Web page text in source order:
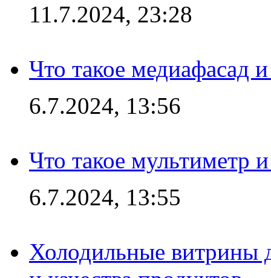
11.7.2024, 23:28
Что такое медиафасад
6.7.2024, 13:56
Что такое мультиметр
6.7.2024, 13:55
Холодильные витрины